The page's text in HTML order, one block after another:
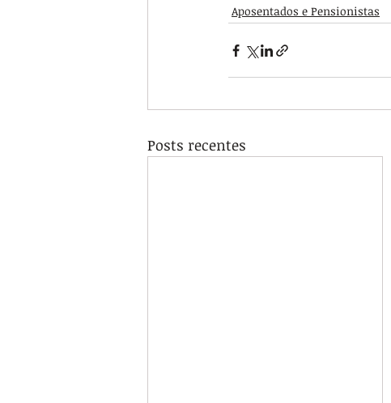
Aposentados e Pensionistas
Posts recentes